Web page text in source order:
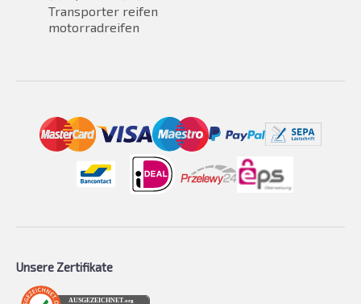
Transporter reifen
motorradreifen
Unsere Zertifikate
AUSGEZEICHNET .org